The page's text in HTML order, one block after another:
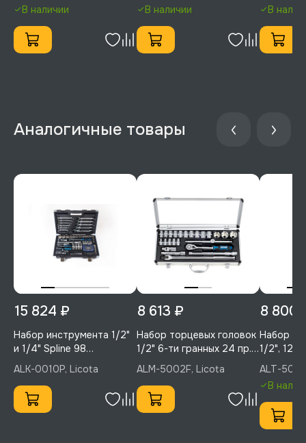
EPFK04
В наличии
В наличии
В
15 824 ₽
Набор инструмента 1/2"
и 1/4" Spline 98
предметов, Licota, ALK-
0010P
ALK-0010P, Licota
8 613 ₽
Набор торцевых головок
1/2" 6-ти гранных 24 пр.,
10-32 мм, Licota, ALM-
5002F
ALM-5002F, Licota
8 800
Набор
1/2", 12-
пр., 5/16
ALT-
ALT-
В